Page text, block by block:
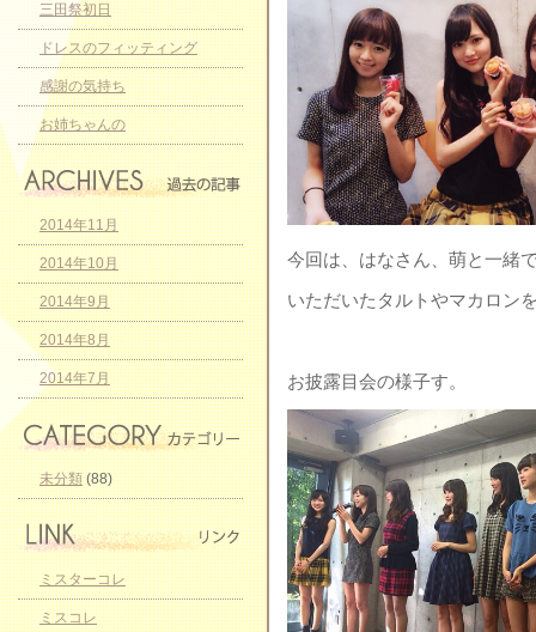
今回は、はなさん、萌と一緒
いただいたタルトやマカロン
お披露目会の様子す。
三田祭初日
ドレスのフィッティング
感謝の気持ち
お姉ちゃんの
2014年11月
2014年10月
2014年9月
2014年8月
2014年7月
未分類(88)
ミスターコレ
ミスコレ